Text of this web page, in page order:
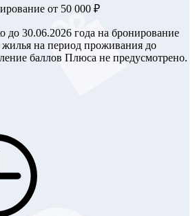
от 50 000 ₽
до 30.06.2026 года на бронирование
на период проживания до
баллов Плюса не предусмотрено.